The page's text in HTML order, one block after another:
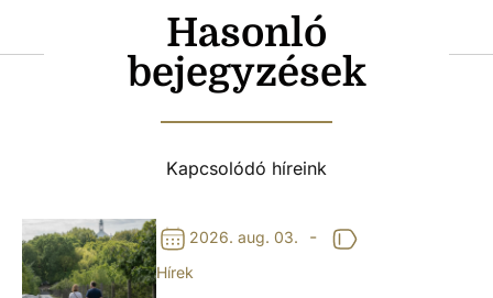
Hasonló
bejegyzések
Kapcsolódó híreink
2026. aug. 03. -
Hírek